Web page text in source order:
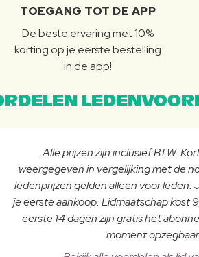
TOEGANG TOT DE APP
De beste ervaring met 10%
korting op je eerste bestelling
in de app!
Alle prijzen zijn inclusief BTW.
weergegeven in vergelijking met de
ledenprijzen gelden alleen voor leden.
je eerste aankoop. Lidmaatschap kost
eerste 14 dagen zijn gratis het
moment opzegbaar.